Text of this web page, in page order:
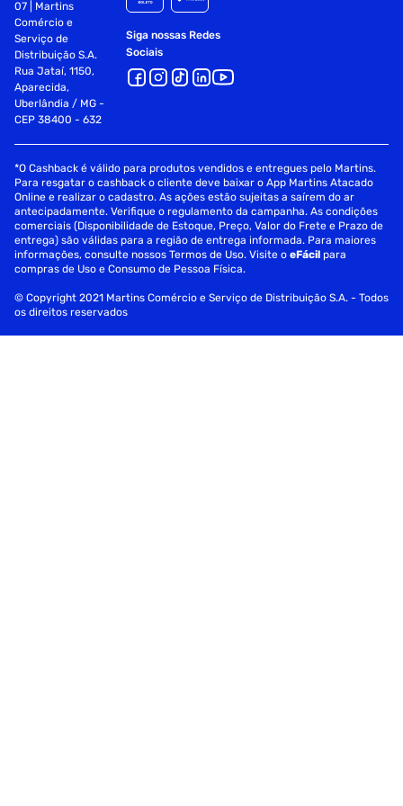
07 | Martins
Comércio e
Serviço de
Distribuição S.A.
Rua Jataí, 1150,
Aparecida,
Uberlândia / MG -
CEP 38400 - 632
Siga nossas Redes
Sociais
*O Cashback é válido para produtos vendidos e entregues pelo Martins.
Para resgatar o cashback o cliente deve baixar o App Martins Atacado
Online e realizar o cadastro. As ações estão sujeitas a saírem do ar
antecipadamente. Verifique o regulamento da campanha. As condições
comerciais (Disponibilidade de Estoque, Preço, Valor do Frete e Prazo de
entrega) são válidas para a região de entrega informada. Para maiores
informações, consulte nossos Termos de Uso. Visite oeFácil para
compras de Uso e Consumo de Pessoa Física.
© Copyright 2021 Martins Comércio e Serviço de Distribuição S.A. - Todos
os direitos reservados